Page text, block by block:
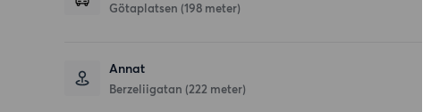
Götaplatsen (198 meter)
Annat
Berzeliigatan (222 meter)